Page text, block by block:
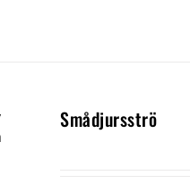
Smådjursströ